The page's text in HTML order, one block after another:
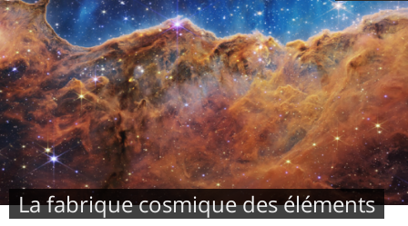
La fabrique cosmique des éléments